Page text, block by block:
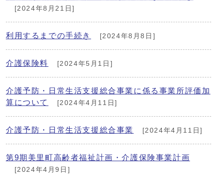
[2024年8月21日]
利用するまでの手続き [2024年8月8日]
介護保険料 [2024年5月1日]
介護予防・日常生活支援総合事業に係る事業所評価加
算について
[2024年4月11日]
介護予防・日常生活支援総合事業 [2024年4月11日]
第9期美里町高齢者福祉計画・介護保険事業計画
[2024年4月9日]